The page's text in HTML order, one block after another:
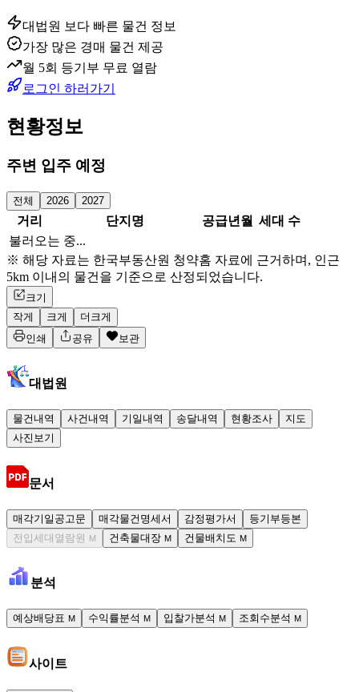
대법원 보다 빠른 물건 정보
가장 많은 경매 물건 제공
월 5회 등기부 무료 열람
로그인 하러가기
현황정보
주변 입주 예정
전체 2026 2027
거리 단지명 공급년월 세대 수
불러오는 중...
※ 해당 자료는 한국부동산원 청약홈 자료에 근거하며, 인근
5km 이내의 물건을 기준으로 산정되었습니다.
크기
작게
크게
더크게
인쇄
공유 보관
대법원
물건내역 사건내역 기일내역 송달내역 현황조사
지도
사진보기
문서
매각기일공고문 매각물건명세서 감정평가서
등기부등본
전입세대열람원
M 건축물대장 M 건물배치도 M
분석
예상배당표 M 수익률분석 M 입찰가분석 M 조회수분석 M
사이트